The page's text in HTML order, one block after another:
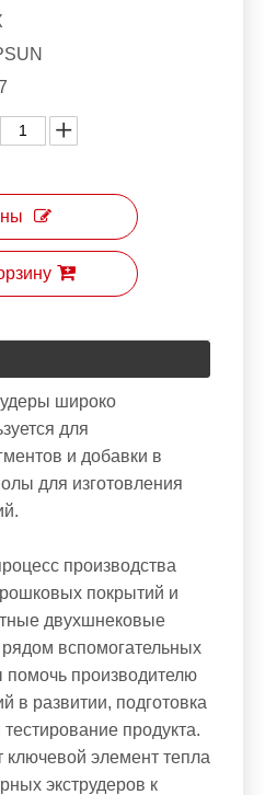
широко
для
и добавки в
для изготовления
производства
покрытий и
двухшнековые
вспомогательных
помочь производителю
в развитии, подготовка
продукта.
ключевой элемент тепла
экструдеров к